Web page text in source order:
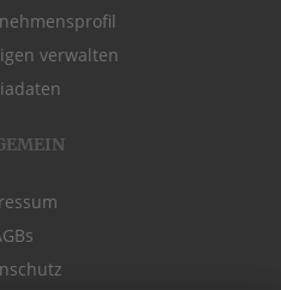
verwalten